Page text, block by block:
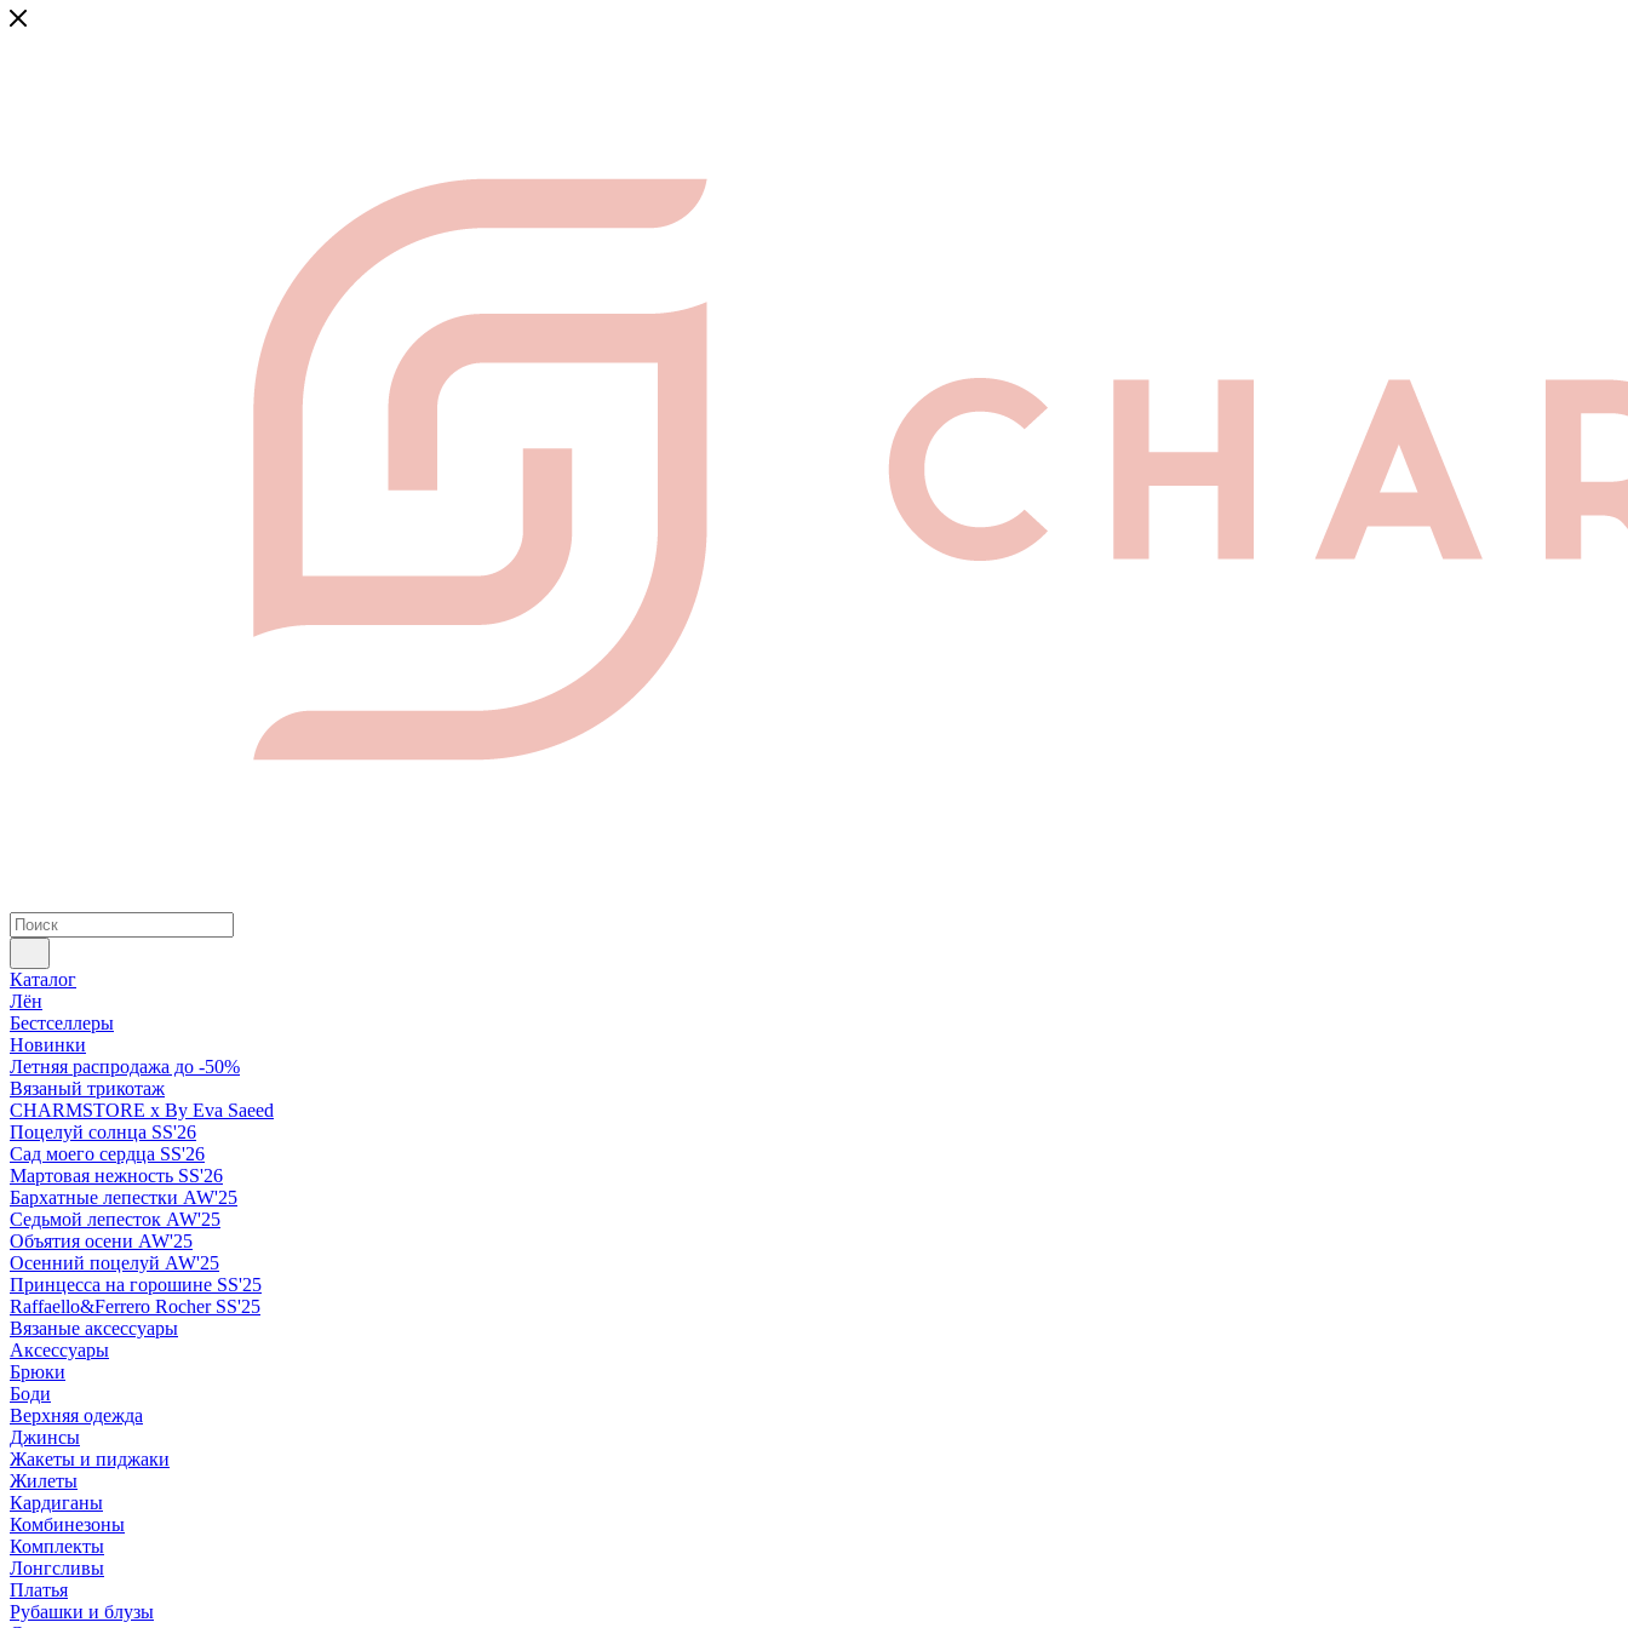
Каталог
Лён
Бестселлеры
Новинки
Летняя распродажа до -50%
Вязаный трикотаж
CHARMSTORE х By Eva Saeed
Поцелуй солнца SS'26
Сад моего сердца SS'26
Мартовая нежность SS'26
Бархатные лепестки AW'25
Седьмой лепесток AW'25
Объятия осени AW'25
Осенний поцелуй AW'25
Принцесса на горошине SS'25
Raffaello&Ferrero Rocher SS'25
Вязаные аксессуары
Аксессуары
Брюки
Боди
Верхняя одежда
Джинсы
Жакеты и пиджаки
Жилеты
Кардиганы
Комбинезоны
Комплекты
Лонгсливы
Платья
Рубашки и блузы